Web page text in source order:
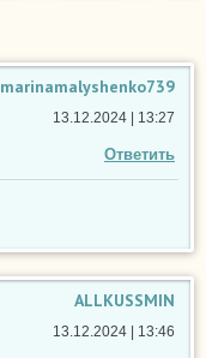
marinamalyshenko739
Ответить
13.12.2024 | 13:27
ALLKUSSMIN
13.12.2024 | 13:46